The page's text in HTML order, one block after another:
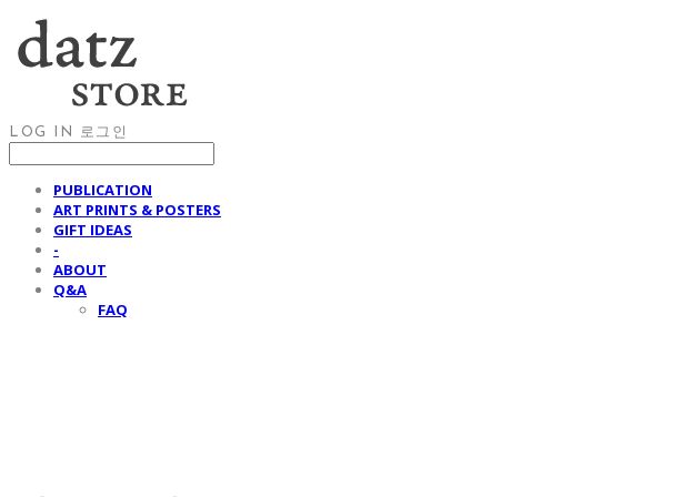
LOG IN 로그인
PUBLICATION
ART PRINTS & POSTERS
GIFT IDEAS
-
ABOUT
Q&A
FAQ